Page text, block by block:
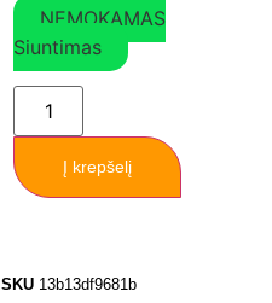
NEMOKAMAS
Siuntimas
Į krepšelį
SKU 13b13df9681b